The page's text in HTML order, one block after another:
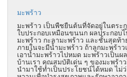
มะพร้าว
มะพร้าว เป็นพืชยืนต้นที่จัดอยู่ในตร
ใบประกอบเหมือนขนนก ผลประกอบไ
มะพร้าว กะลามะพร้าว และชั้นสุดท้า
ภายในจะมีน้ำมะพร้าว ถ้าลูกมะพร้า
เอาน้ำมะพร้าวไปหมด มะพร้าวเป็น
บ้านเรา คุณสมบัติเด่น ๆ ของมะพร้า
นำมาใช้ทำเป็นประโยชน์ได้หมด ไม่